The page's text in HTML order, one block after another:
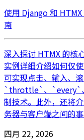
使用 Django 和
南
深入探讨 HTMX 的
实例详细介绍如何仅
可实现点击、输入、
`throttle`、`every`
制技术。此外，还将
务器与客户端之间的
四月 22, 2026